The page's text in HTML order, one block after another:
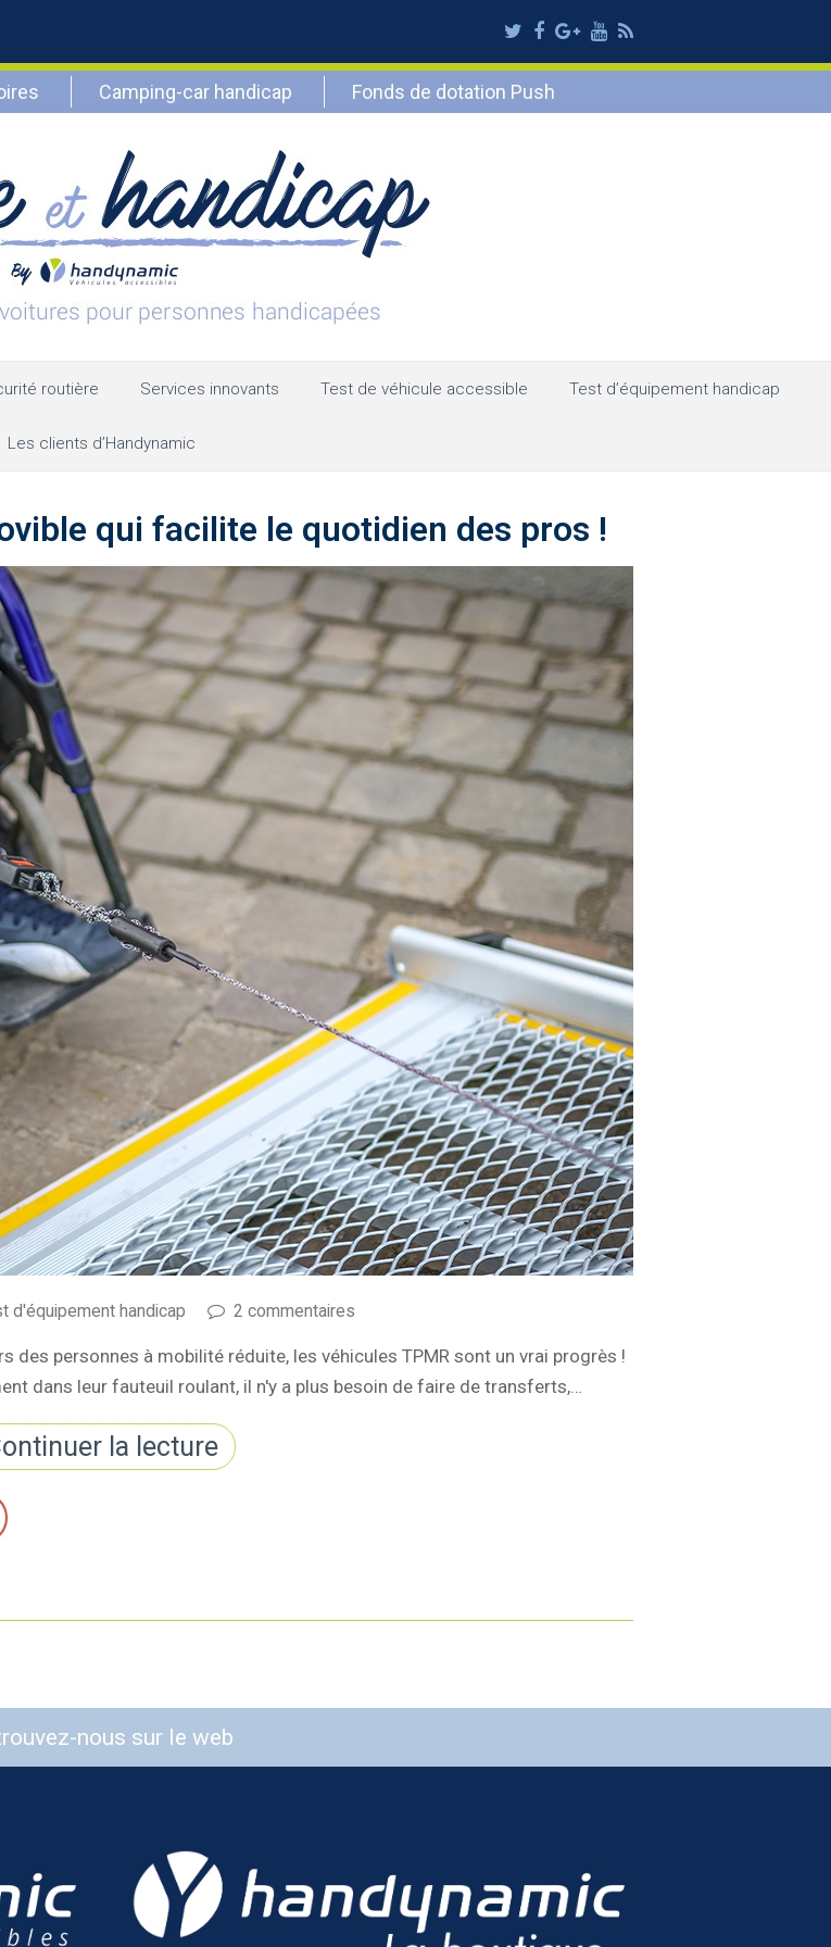
Twitter
Facebook
Google
Plus
Youtube
RSS
Camping-car handicap Fonds de dotation Push
routière Services innovants Test de véhicule accessible Test d’équipement handicap
Les clients d’Handynamic
qui facilite le quotidien des pros !
d'équipement handicap 2 commentaires
personnes à mobilité réduite, les véhicules TPMR sont un vrai progrès !
dans leur fauteuil roulant, il n'y a plus besoin de faire de transferts,…
la lecture
nous sur le web